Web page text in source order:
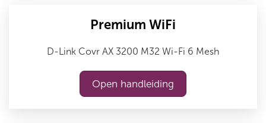
Premium WiFi
D-Link Covr AX 3200 M32 Wi-Fi 6 Mesh
Open handleiding